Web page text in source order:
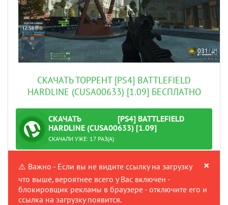
СКАЧАТЬ ТОРРЕНТ [PS4] BATTLEFIELD
HARDLINE (CUSA00633) [1.09] БЕСПЛАТНО
СКАЧАТЬ
ТОРРЕНТ
[PS4] BATTLEFIELD
HARDLINE (CUSA00633) [1.09]
ПРОВЕРЕНОСКАЧАЛИ УЖЕ: 17 РАЗ(А)
×
⚠️ Важно - Если вы не видите ссылку на загрузку
что выше, вероятнее всего у Вас включен -
блокировщик рекламы в браузере - отключите его и
ссылка на загрузку появится.